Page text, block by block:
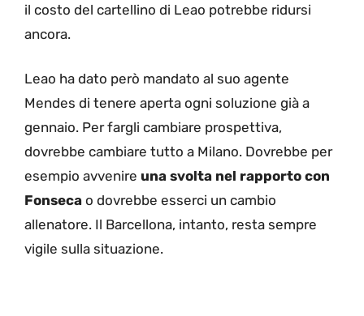
il costo del cartellino di Leao potrebbe ridursi
ancora.
Leao ha dato però mandato al suo agente
Mendes di tenere aperta ogni soluzione già a
gennaio. Per fargli cambiare prospettiva,
dovrebbe cambiare tutto a Milano. Dovrebbe per
esempio avvenire una svolta nel rapporto con
Fonseca o dovrebbe esserci un cambio
allenatore. Il Barcellona, intanto, resta sempre
vigile sulla situazione.